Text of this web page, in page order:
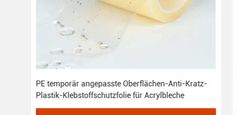
PE temporär angepasste Oberflächen-Anti-Kratz-
Plastik-Klebstoffschutzfolie für Acrylbleche